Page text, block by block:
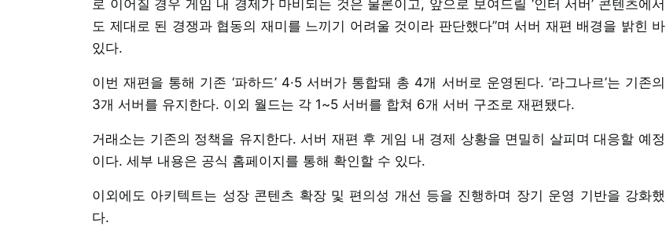
로 이어질 경우 게임 내 경제가 마비되는 것은 물론이고, 앞으로 보여드릴 ‘인터 서버’ 콘텐츠에서
도 제대로 된 경쟁과 협동의 재미를 느끼기 어려울 것이라 판단했다”며 서버 재편 배경을 밝힌 바
있다.
이번 재편을 통해 기존 ‘파하드’ 4·5 서버가 통합돼 총 4개 서버로 운영된다. ‘라그나르’는 기존의
3개 서버를 유지한다. 이외 월드는 각 1~5 서버를 합쳐 6개 서버 구조로 재편됐다.
거래소는 기존의 정책을 유지한다. 서버 재편 후 게임 내 경제 상황을 면밀히 살피며 대응할 예정
이다. 세부 내용은 공식 홈페이지를 통해 확인할 수 있다.
이외에도 아키텍트는 성장 콘텐츠 확장 및 편의성 개선 등을 진행하며 장기 운영 기반을 강화했
다.